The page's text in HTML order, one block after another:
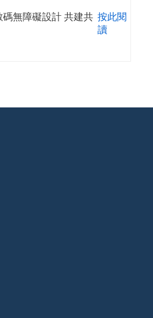
碼無障礙設計 共建共 按此閱
讀